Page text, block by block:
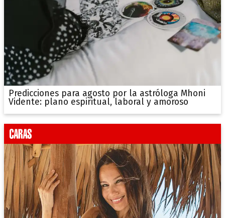
Predicciones para agosto por la astróloga Mhoni
Vidente: plano espiritual, laboral y amoroso